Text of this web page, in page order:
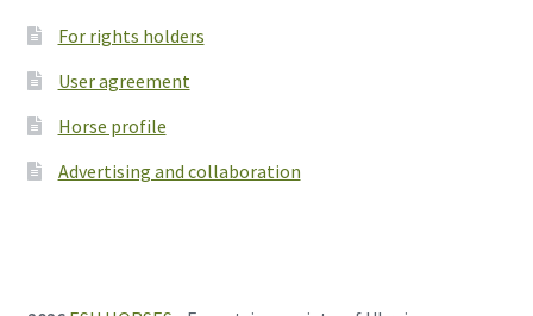
For rights holders
User agreement
Horse profile
Advertising and collaboration